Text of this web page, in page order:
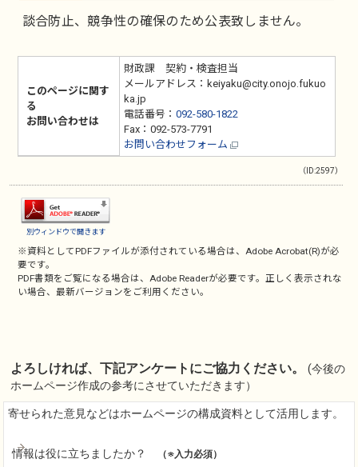
談合防止、競争性の確保のため公表致しません。
このページに関す
る
お問い合わせは
財政課 契約・検査担当
メールアドレス：keiyaku@city.onojo.fukuo
ka.jp
電話番号： 092-580-1822
Fax：092-573-7791
お問い合わせフォーム
（ID:2597）
別ウィンドウで開きます
※資料としてPDFファイルが添付されている場合は、Adobe Acrobat(R)が必
要です。
PDF書類をご覧になる場合は、Adobe Readerが必要です。正しく表示されな
い場合、最新バージョンをご利用ください。